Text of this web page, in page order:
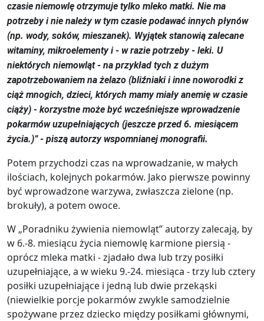
czasie niemowlę otrzymuje tylko mleko matki. Nie ma
potrzeby i nie należy w tym czasie podawać innych płynów
(np. wody, soków, mieszanek). Wyjątek stanowią zalecane
witaminy, mikroelementy i - w razie potrzeby - leki. U
niektórych niemowląt - na przykład tych z dużym
zapotrzebowaniem na żelazo (bliźniaki i inne noworodki z
ciąż mnogich, dzieci, których mamy miały anemię w czasie
ciąży) - korzystne może być wcześniejsze wprowadzenie
pokarmów uzupełniających (jeszcze przed 6. miesiącem
życia.)” - piszą autorzy wspomnianej monografii.
Potem przychodzi czas na wprowadzanie, w małych
ilościach, kolejnych pokarmów. Jako pierwsze powinny
być wprowadzone warzywa, zwłaszcza zielone (np.
brokuły), a potem owoce.
W „Poradniku żywienia niemowląt” autorzy zalecają, by
w 6.-8. miesiącu życia niemowlę karmione piersią -
oprócz mleka matki - zjadało dwa lub trzy posiłki
uzupełniające, a w wieku 9.-24. miesiąca - trzy lub cztery
posiłki uzupełniające i jedną lub dwie przekąski
(niewielkie porcje pokarmów zwykle samodzielnie
spożywane przez dziecko między posiłkami głównymi,